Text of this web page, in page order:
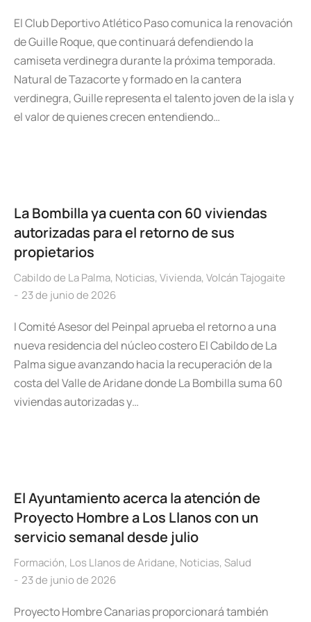
El Club Deportivo Atlético Paso comunica la renovación
de Guille Roque, que continuará defendiendo la
camiseta verdinegra durante la próxima temporada.
Natural de Tazacorte y formado en la cantera
verdinegra, Guille representa el talento joven de la isla y
el valor de quienes crecen entendiendo…
La Bombilla ya cuenta con 60 viviendas
autorizadas para el retorno de sus
propietarios
Cabildo de La Palma, Noticias, Vivienda, Volcán Tajogaite
23 de junio de 2026
l Comité Asesor del Peinpal aprueba el retorno a una
nueva residencia del núcleo costero El Cabildo de La
Palma sigue avanzando hacia la recuperación de la
costa del Valle de Aridane donde La Bombilla suma 60
viviendas autorizadas y…
El Ayuntamiento acerca la atención de
Proyecto Hombre a Los Llanos con un
servicio semanal desde julio
Formación, Los Llanos de Aridane, Noticias, Salud
23 de junio de 2026
Proyecto Hombre Canarias proporcionará también